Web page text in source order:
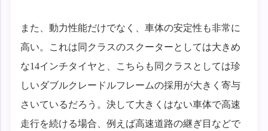
また、動力性能だけでなく、車体の安定性も非常に
高い。これは同クラスのスクーターとしては大きめ
な14インチタイヤと、こちらも同クラスとしては珍
しいダブルクレードルフレームの採用が大きく寄与
さいているだろう。決して大きくはない車体で高速
走行を続ける場合、例えば高速道路の継ぎ目などで